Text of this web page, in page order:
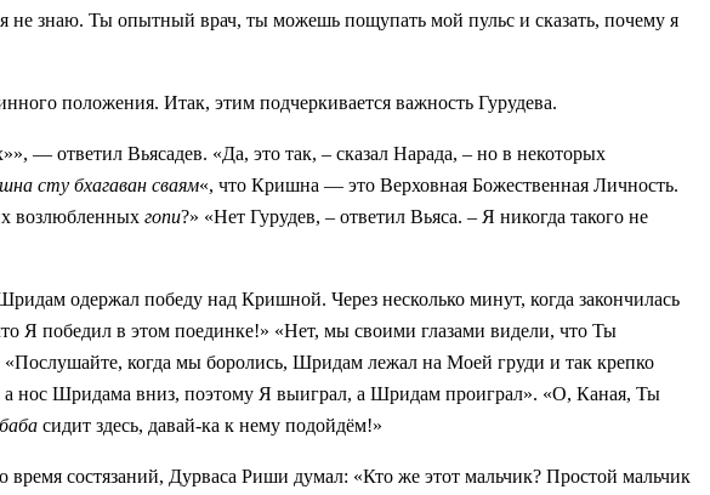
не знаю. Ты опытный врач, ты можешь пощупать мой пульс и сказать, почему я
положения. Итак, этим подчеркивается важность Гурудева.
— ответил Вьясадев. «Да, это так, – сказал Нарада, – но в некоторых
сту бхагаван сваям«, что Кришна — это Верховная Божественная Личность.
возлюбленных гопи?» «Нет Гурудев, – ответил Вьяса. – Я никогда такого не
одержал победу над Кришной. Через несколько минут, когда закончилась
Я победил в этом поединке!» «Нет, мы своими глазами видели, что Ты
когда мы боролись, Шридам лежал на Моей груди и так крепко
нос Шридама вниз, поэтому Я выиграл, а Шридам проиграл». «О, Каная, Ты
баба сидит здесь, давай-ка к нему подойдём!»
состязаний, Дурваса Риши думал: «Кто же этот мальчик? Простой мальчик